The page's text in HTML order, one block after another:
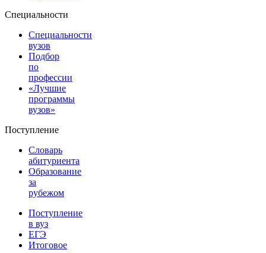
Специальности
Специальности
вузов
Подбор
по
профессии
«Лучшие
программы
вузов»
Поступление
Словарь
абитуриента
Образование
за
рубежом
Поступление
в вуз
ЕГЭ
Итоговое